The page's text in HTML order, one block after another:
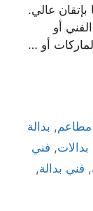
بإتقان عالي.
أو
أو …
مطاعم, بدالة
, فني
, فني بدالة,